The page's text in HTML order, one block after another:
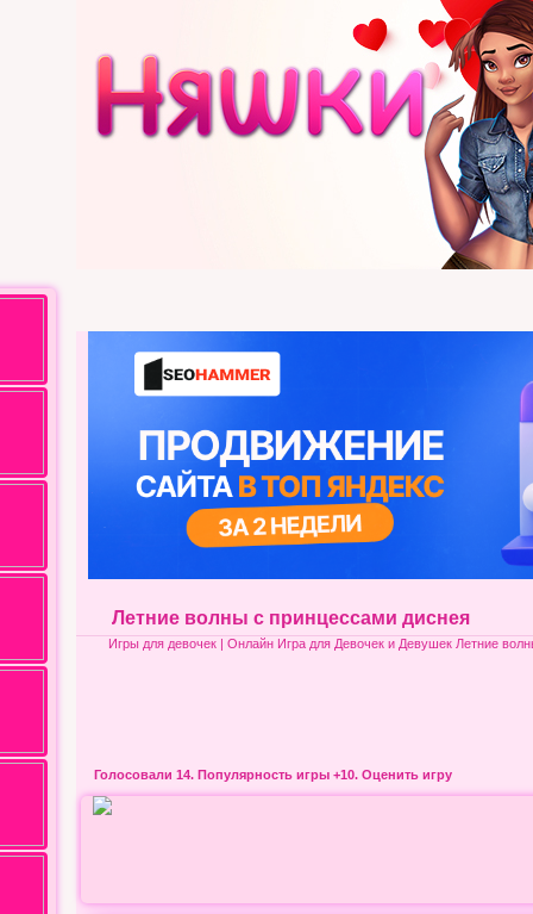
Летние волны с принцессами диснея
Игры для девочек| Онлайн Игра для Девочек и Девушек Летние
Голосовали 14. Популярность игры +10. Оценить игру